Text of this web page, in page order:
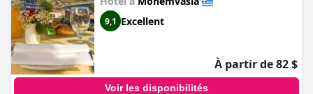
9,1 Excellent
À partir de 82 $
Voir les disponibilités